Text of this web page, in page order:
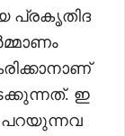
പ്രകൃതിദ
ഇ
പറയുന്നവ